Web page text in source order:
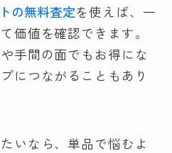
の無料査定を使えば、一
価値を確認できます。
手間の面でもお得にな
につながることもあり
いなら、単品で悩むよ